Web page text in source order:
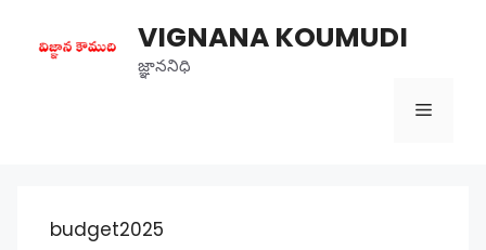
content
VIGNANA KOUMUDI
జ్ఞాననిధి
Menu
budget2025